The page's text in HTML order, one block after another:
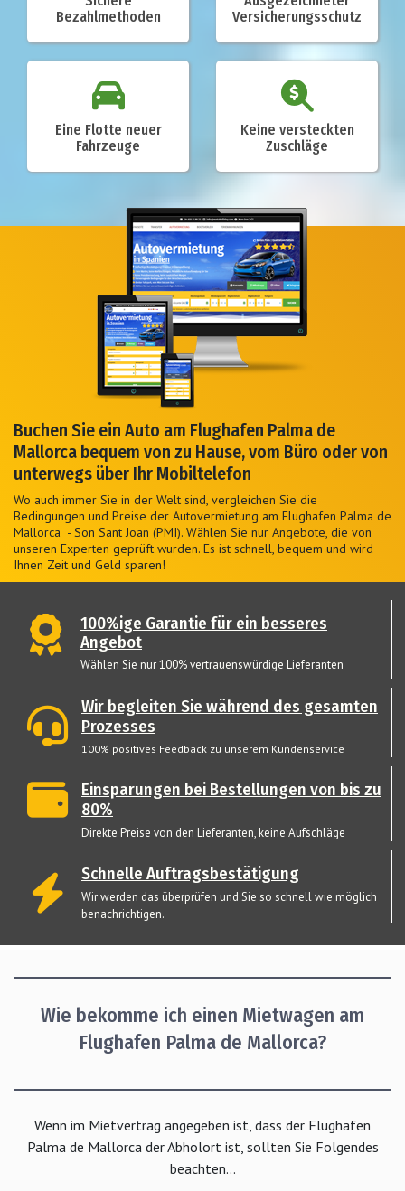
Bezahlmethoden
Versicherungsschutz
Eine Flotte neuer
Fahrzeuge
Keine versteckten
Zuschläge
Buchen Sie ein Auto am Flughafen Palma de
Mallorca bequem von zu Hause, vom Büro oder von
unterwegs über Ihr Mobiltelefon
Wo auch immer Sie in der Welt sind, vergleichen Sie die
Bedingungen und Preise der Autovermietung am Flughafen Palma de
Mallorca - Son Sant Joan (PMI). Wählen Sie nur Angebote, die von
unseren Experten geprüft wurden. Es ist schnell, bequem und wird
Ihnen Zeit und Geld sparen!
100%ige Garantie für ein besseres
Angebot
Wählen Sie nur 100% vertrauenswürdige Lieferanten
Wir begleiten Sie während des gesamten
Prozesses
100% positives Feedback zu unserem Kundenservice
Einsparungen bei Bestellungen von bis zu
80%
Direkte Preise von den Lieferanten, keine Aufschläge
Schnelle Auftragsbestätigung
Wir werden das überprüfen und Sie so schnell wie möglich
benachrichtigen.
Wie bekomme ich einen Mietwagen am
Flughafen Palma de Mallorca?
Wenn im Mietvertrag angegeben ist, dass der Flughafen
Palma de Mallorca der Abholort ist, sollten Sie Folgendes
beachten...